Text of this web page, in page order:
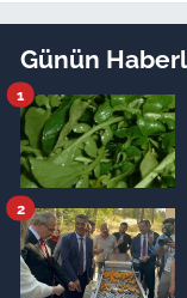
Günün
1
2